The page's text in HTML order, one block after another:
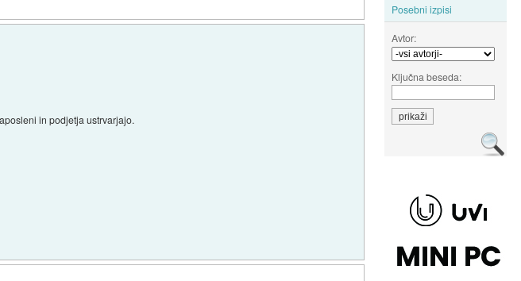
Posebni izpisi
Avtor:
Ključna beseda:
in podjetja ustrvarjajo.